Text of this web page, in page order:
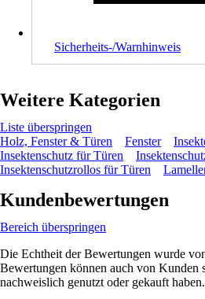
Sicherheits-/Warnhinweis
Weitere Kategorien
Liste überspringen
Holz, Fenster & Türen
Fenster
Insektenschutz für Türen
Insektenschutzrollos für Türen
Kundenbewertungen
Bereich überspringen
Die Echtheit der Bewertungen wurde
Bewertungen können auch von Kunden
nachweislich genutzt oder gekauft haben.